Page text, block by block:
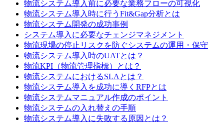
物流システム導入前に必要な業務フローの可視化
物流システム導入時に行うFit&Gap分析とは
物流システム開発の成功事例
システム導入に必要なチェンジマネジメント
物流現場の停止リスクを防ぐシステムの運用・保守
物流システム導入時のUATとは？
物流KPI（物流管理指標）とは？
物流システムにおけるSLAとは？
物流システム導入を成功に導くRFPとは
物流システムマニュアル作成のポイント
物流システムの入れ替えの手順
物流システム導入に失敗する原因とは？